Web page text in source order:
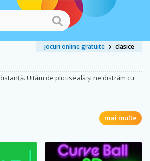
jocuri online gratuite clasice
Uităm de plictiseală și ne distrăm cu
mai multe